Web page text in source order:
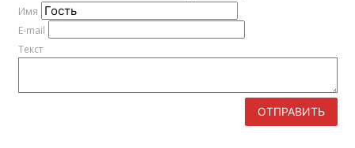
Имя
E-mail
Текст
ОТПРАВИТЬ